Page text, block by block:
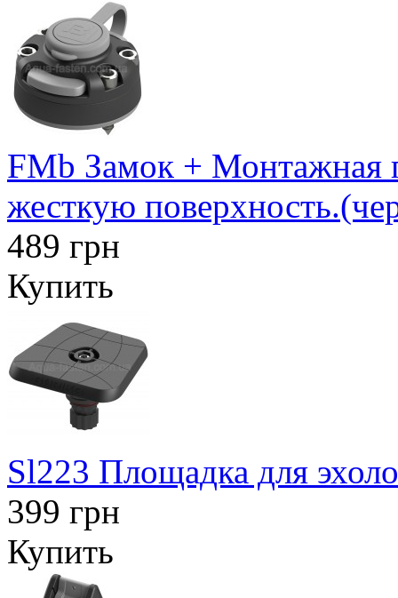
FMb Замок + Монтажная
жесткую
489 грн
Купить
Sl223 Площадка для
399 грн
Купить